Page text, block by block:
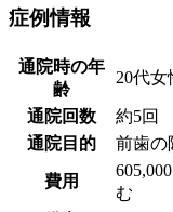
症例情報
通院時の年
齢
20代女
通院回数
約5回
通院目的
前歯の
費用
む